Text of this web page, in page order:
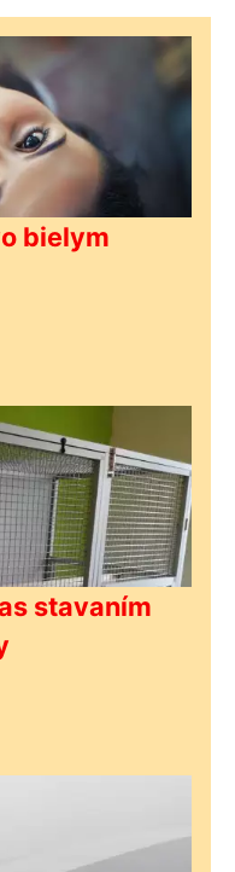
bielym
stavaním